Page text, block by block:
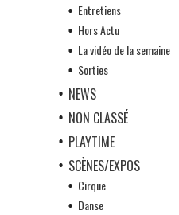
Entretiens
Hors Actu
La vidéo de la semaine
Sorties
NEWS
NON CLASSÉ
PLAYTIME
SCÈNES/EXPOS
Cirque
Danse